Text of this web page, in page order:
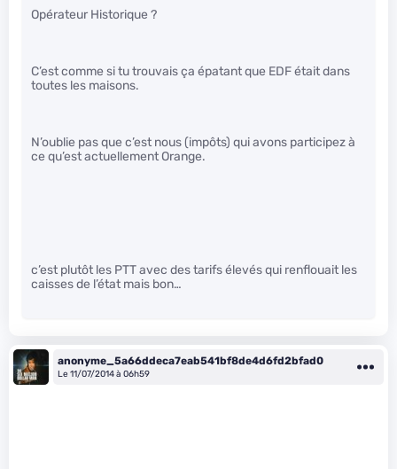
Opérateur Historique ?
C’est comme si tu trouvais ça épatant que EDF était dans
toutes les maisons.
N’oublie pas que c’est nous (impôts) qui avons participez à
ce qu’est actuellement Orange.
c’est plutôt les PTT avec des tarifs élevés qui renflouait les
caisses de l’état mais bon…
anonyme_5a66ddeca7eab541bf8de4d6fd2bfad0
Le 11/07/2014 à 06h59